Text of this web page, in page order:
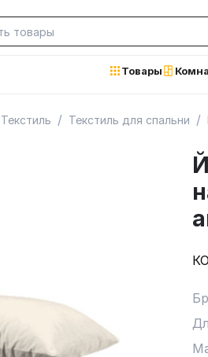
Товары
Текстиль / Текстиль для спальни /